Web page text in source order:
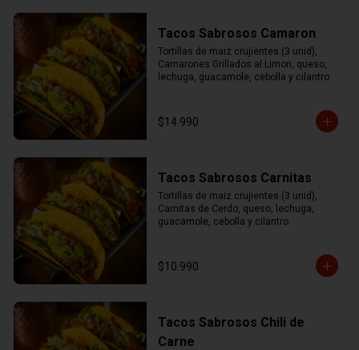
Tacos Sabrosos Camaron
Tortillas de maiz crujientes (3 unid),
Camarones Grillados al Limon, queso,
lechuga, guacamole, cebolla y cilantro
$14.990
Tacos Sabrosos Carnitas
Tortillas de maiz crujientes (3 unid),
Carnitas de Cerdo, queso, lechuga,
guacamole, cebolla y cilantro
$10.990
Tacos Sabrosos Chili de
Carne